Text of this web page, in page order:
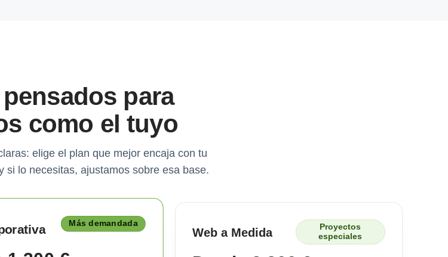
para
como el tuyo
elige el plan que mejor encaja con tu
si lo necesitas, ajustamos sobre esa base.
Más demandada
Web a Medida
Proyectos
especiales